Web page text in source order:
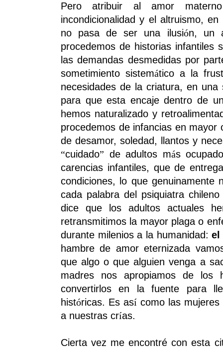
Pero atribuir al amor
incondicionalidad y el altruismo, en
no pasa de ser una ilusión, un
procedemos de historias infantiles
las demandas desmedidas por
sometimiento sistemático a la
necesidades de la criatura, en una
para que esta encaje dentro de
hemos naturalizado y
procedemos de infancias en mayor
de desamor, soledad, llantos y
“cuidado” de adultos más
carencias infantiles, que de
condiciones, lo que genuinamente
cada palabra del psiquiatra
dice que los adultos actuales
retransmitimos la mayor plaga o
durante milenios a la humanidad:el
hambre de amor eternizada
que algo o que alguien venga a
madres nos apropiamos de los
convertirlos en la fuente para
históricas. Es así como las
a nuestras crías.
Cierta vez me encontré con esta